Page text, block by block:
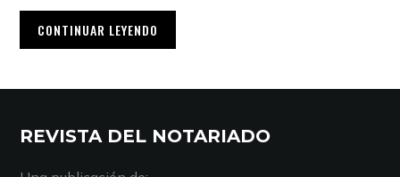
CONTINUAR LEYENDO
REVISTA DEL NOTARIADO